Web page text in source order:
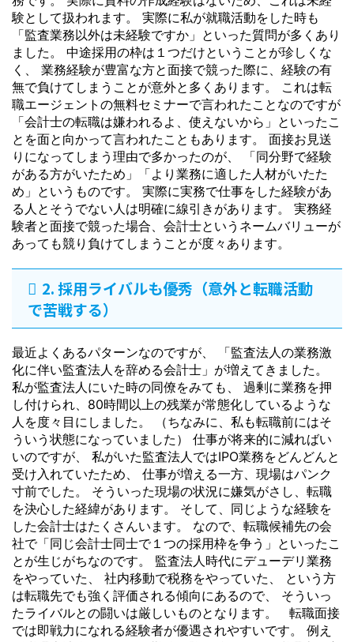
験として扱われます。 実際に私が就職活動をした時も
「監査業務以外は未経験ですか」といった質問が多くあり
ました。 中途採用の枠は１つだけということが珍しくな
く、 業務経験が豊富な方と面接で競った際に、経験の有
無で負けてしまうことが意外と多くあります。 これは転
職エージェントの無料セミナーで言われたことなのですが
「会計士の転職は嫌われるよ、使えないから」といったこ
とを面と向かって言われたこともあります。 面接お見送
りになってしまう理由で多かったのが、 「同分野で経験
がある方がいたため」「より業務に適した人材がいたた
め」というものです。 実際に実務で仕事をした経験があ
る人とそうでない人は明確に線引きがあります。 実務経
験者と面接で競った場合、会計士というネームバリューが
あっても競り負けてしまうことが度々あります。
2. 採用ライバルも優秀（意外と転職活動
で苦戦する）
最近よくあるパターンなのですが、 「監査法人の業務激
化に伴い監査法人を辞める会計士」が増えてきました。
私が監査法人にいた時の同僚をみても、 過剰に業務を押
し付けられ、80時間以上の残業が常態化しているような
人を度々目にしました。 （ちなみに、私も転職前にはそ
ういう状態になっていました） 仕事が将来的に減ればい
いのですが、 私がいた監査法人ではIPO業務をどんどんと
受け入れていたため、 仕事が増える一方、現場はパンク
寸前でした。 そういった現場の状況に嫌気がさし、転職
を決心した経緯があります。 そして、同じような経験を
した会計士はたくさんいます。 なので、転職候補先の会
社で「同じ会計士同士で１つの採用枠を争う」といったこ
とが生じがちなのです。 監査法人時代にデューデリ業務
をやっていた、 社内移動で税務をやっていた、 という方
は転職先でも強く評価される傾向にあるので、 そういっ
たライバルとの闘いは厳しいものとなります。 転職面接
では即戦力になれる経験者が優遇されやすいです。 例え